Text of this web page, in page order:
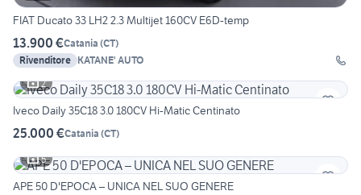
FIAT Ducato 33 LH2 2.3 Multijet 160CV E6D-temp
13.900 €Catania (CT)
Rivenditore KATANE' AUTO
2
Iveco Daily 35C18 3.0 180CV Hi-Matic Centinato
25.000 €Catania (CT)
5
APE 50 D'EPOCA – UNICA NEL SUO GENERE